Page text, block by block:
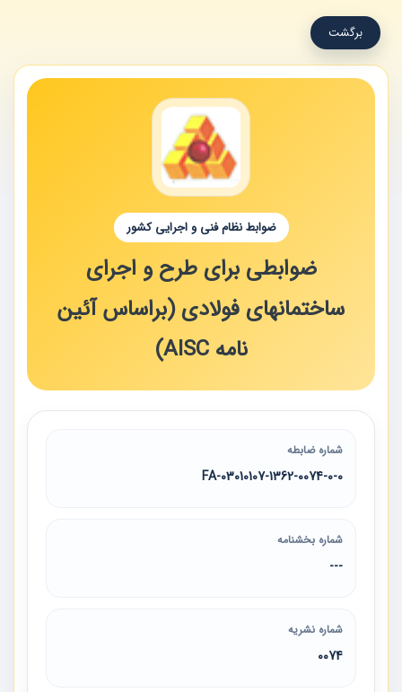
برگشت
ضوابط نظام فنی و اجرایی کشور
ضوابطی برای طرح و اجرای
ساختمانهای فولادی (براساس آئین
نامه AISC)
شماره ضابطه
03010107-1362-0074-0-0-FA
شماره بخشنامه
---
شماره نشریه
0074